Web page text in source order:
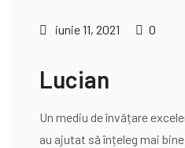
iunie 11, 2021 0
Lucian
Un mediu de învățare
au ajutat să înțeleg mai